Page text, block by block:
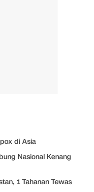
di Asia
Nasional Kenang
1 Tahanan Tewas